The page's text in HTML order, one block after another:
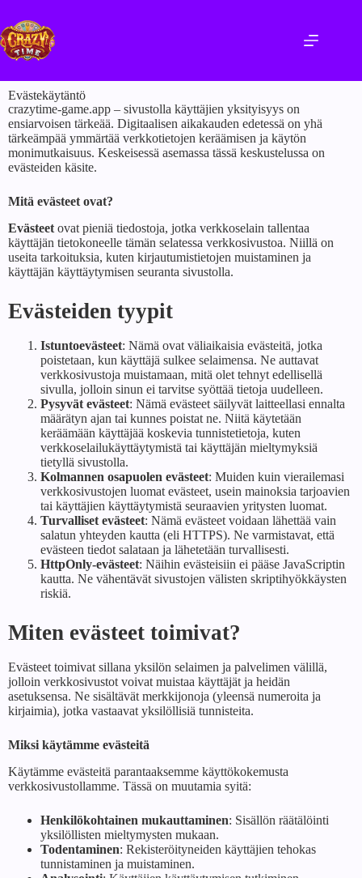
Evästekäytäntö
crazytime-game.app – sivustolla käyttäjien yksityisyys on
ensiarvoisen tärkeää. Digitaalisen aikakauden edetessä on yhä
tärkeämpää ymmärtää verkkotietojen keräämisen ja käytön
monimutkaisuus. Keskeisessä asemassa tässä keskustelussa on
evästeiden käsite.
Mitä evästeet ovat?
Evästeet ovat pieniä tiedostoja, jotka verkkoselain tallentaa
käyttäjän tietokoneelle tämän selatessa verkkosivustoa. Niillä on
useita tarkoituksia, kuten kirjautumistietojen muistaminen ja
käyttäjän käyttäytymisen seuranta sivustolla.
Evästeiden tyypit
Istuntoevästeet: Nämä ovat väliaikaisia evästeitä, jotka
poistetaan, kun käyttäjä sulkee selaimensa. Ne auttavat
verkkosivustoja muistamaan, mitä olet tehnyt edellisellä
sivulla, jolloin sinun ei tarvitse syöttää tietoja uudelleen.
Pysyvät evästeet: Nämä evästeet säilyvät laitteellasi ennalta
määrätyn ajan tai kunnes poistat ne. Niitä käytetään
keräämään käyttäjää koskevia tunnistetietoja, kuten
verkkoselailukäyttäytymistä tai käyttäjän mieltymyksiä
tietyllä sivustolla.
Kolmannen osapuolen evästeet: Muiden kuin vierailemasi
verkkosivustojen luomat evästeet, usein mainoksia tarjoavien
tai käyttäjien käyttäytymistä seuraavien yritysten luomat.
Turvalliset evästeet: Nämä evästeet voidaan lähettää vain
salatun yhteyden kautta (eli HTTPS). Ne varmistavat, että
evästeen tiedot salataan ja lähetetään turvallisesti.
HttpOnly-evästeet: Näihin evästeisiin ei pääse JavaScriptin
kautta. Ne vähentävät sivustojen välisten skriptihyökkäysten
riskiä.
Miten evästeet toimivat?
Evästeet toimivat sillana yksilön selaimen ja palvelimen välillä,
jolloin verkkosivustot voivat muistaa käyttäjät ja heidän
asetuksensa. Ne sisältävät merkkijonoja (yleensä numeroita ja
kirjaimia), jotka vastaavat yksilöllisiä tunnisteita.
Miksi käytämme evästeitä
Käytämme evästeitä parantaaksemme käyttökokemusta
verkkosivustollamme. Tässä on muutamia syitä:
Henkilökohtainen mukauttaminen: Sisällön räätälöinti
yksilöllisten mieltymysten mukaan.
Todentaminen: Rekisteröityneiden käyttäjien tehokas
tunnistaminen ja muistaminen.